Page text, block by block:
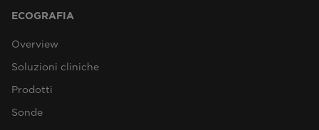
ECOGRAFIA
Overview
Soluzioni cliniche
Prodotti
Sonde